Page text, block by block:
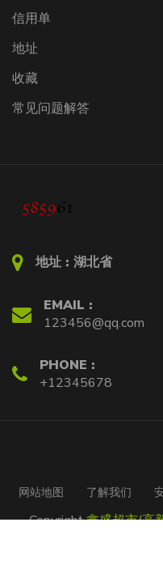
信用单
地址
收藏
常见问题解答
地址 : 湖北省
EMAIL :
123456@qq.com
PHONE :
+12345678
网站地图 了解我们
Copyright鑫盛超市(高